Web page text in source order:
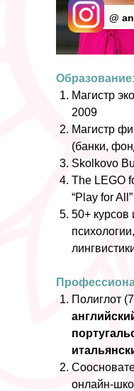
Образование:
Магистр
2009
Магистр
(банки,
Skolkovo
The LEGO
“Play for
50+ курсов
Полиглот
онлайн-
@